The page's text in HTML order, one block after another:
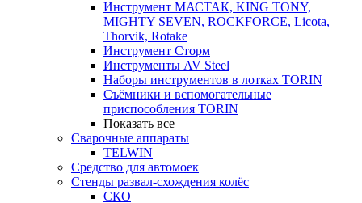
Инструмент МАСТАК, KING TONY,
MIGHTY SEVEN, ROCKFORCE, Licota,
Thorvik, Rotake
Инструмент Сторм
Инструменты AV Steel
Наборы инструментов в лотках TORIN
Съёмники и вспомогательные
приспособления TORIN
Показать все
Сварочные аппараты
TELWIN
Средство для автомоек
Стенды развал-схождения колёс
СКО